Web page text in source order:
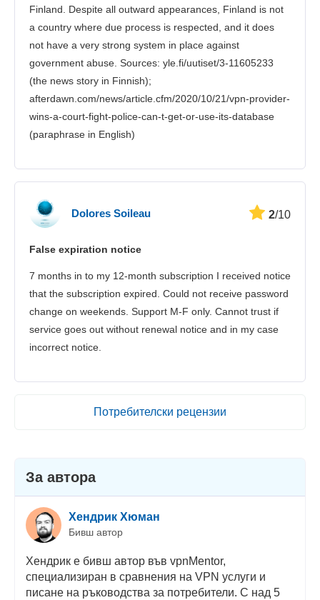
Finland. Despite all outward appearances, Finland is not
a country where due process is respected, and it does
not have a very strong system in place against
government abuse. Sources: yle.fi/uutiset/3-11605233
(the news story in Finnish);
afterdawn.com/news/article.cfm/2020/10/21/vpn-provider-
wins-a-court-fight-police-can-t-get-or-use-its-database
(paraphrase in English)
Dolores Soileau 2/10
False expiration notice
7 months in to my 12-month subscription I received notice
that the subscription expired. Could not receive password
change on weekends. Support M-F only. Cannot trust if
service goes out without renewal notice and in my case
incorrect notice.
Потребителски рецензии
За автора
Хендрик Хюман
Бивш автор
Хендрик е бивш автор във vpnMentor,
специализиран в сравнения на VPN услуги и
писане на ръководства за потребители. С над 5